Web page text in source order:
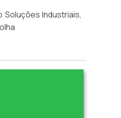
Industriais,